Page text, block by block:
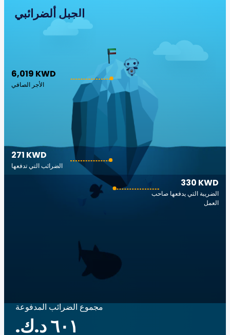
الجبل ألضرائبي
6,019 KWD
الأجر الصافي
330 KWD
الضريبة التي يدفعها صاحب
العمل
271 KWD
الضرائب التي تدفعها
مجموع الضرائب المدفوعة